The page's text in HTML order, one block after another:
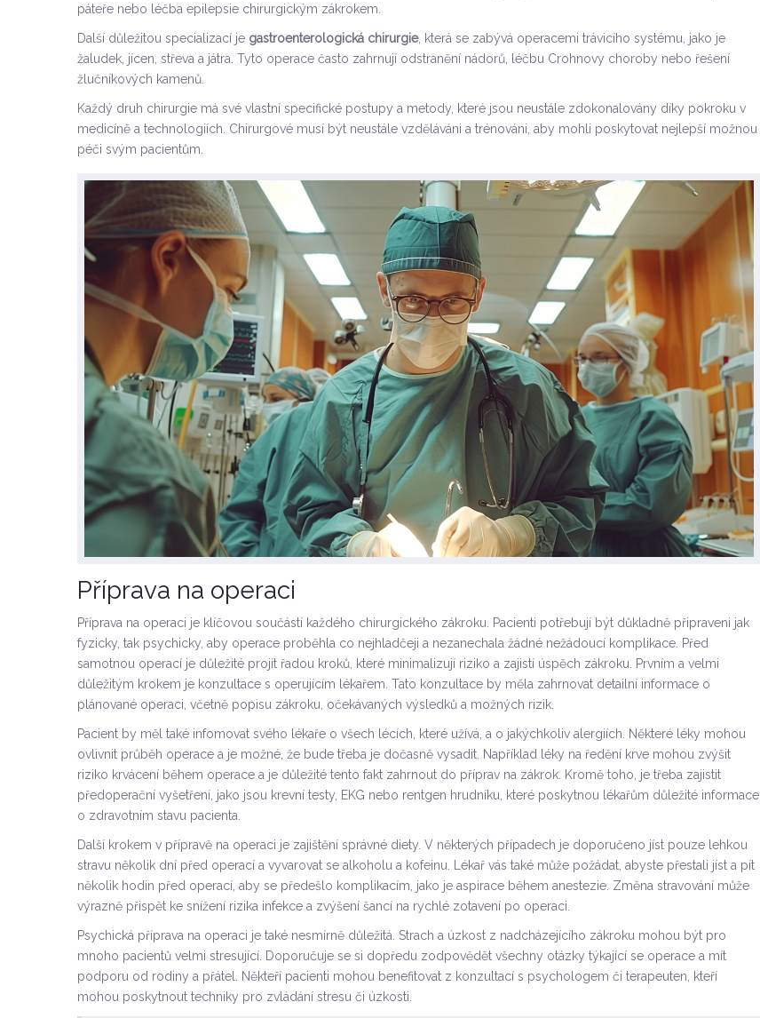
páteře nebo léčba epilepsie chirurgickým zákrokem.
Další důležitou specializací je gastroenterologická chirurgie, která se zabývá operacemi trávicího systému, jako je
žaludek, jícen, střeva a játra. Tyto operace často zahrnují odstranění nádorů, léčbu Crohnovy choroby nebo řešení
žlučníkových kamenů.
Každý druh chirurgie má své vlastní specifické postupy a metody, které jsou neustále zdokonalovány díky pokroku v
medicíně a technologiích. Chirurgové musí být neustále vzděláváni a trénováni, aby mohli poskytovat nejlepší možnou
péči svým pacientům.
Příprava na operaci
Příprava na operaci je klíčovou součástí každého chirurgického zákroku. Pacienti potřebují být důkladně připraveni jak
fyzicky, tak psychicky, aby operace proběhla co nejhladčeji a nezanechala žádné nežádoucí komplikace. Před
samotnou operací je důležité projít řadou kroků, které minimalizují riziko a zajistí úspěch zákroku. Prvním a velmi
důležitým krokem je konzultace s operujícím lékařem. Tato konzultace by měla zahrnovat detailní informace o
plánované operaci, včetně popisu zákroku, očekávaných výsledků a možných rizik.
Pacient by měl také infomovat svého lékaře o všech lécích, které užívá, a o jakýchkoliv alergiích. Některé léky mohou
ovlivnit průběh operace a je možné, že bude třeba je dočasně vysadit. Například léky na ředění krve mohou zvýšit
riziko krvácení během operace a je důležité tento fakt zahrnout do příprav na zákrok. Kromě toho, je třeba zajistit
předoperační vyšetření, jako jsou krevní testy, EKG nebo rentgen hrudníku, které poskytnou lékařům důležité informace
o zdravotním stavu pacienta.
Další krokem v přípravě na operaci je zajištění správné diety. V některých případech je doporučeno jíst pouze lehkou
stravu několik dní před operací a vyvarovat se alkoholu a kofeinu. Lékař vás také může požádat, abyste přestali jíst a pít
několik hodin před operací, aby se předešlo komplikacím, jako je aspirace během anestezie. Změna stravování může
výrazně přispět ke snížení rizika infekce a zvýšení šancí na rychlé zotavení po operaci.
Psychická příprava na operaci je také nesmírně důležitá. Strach a úzkost z nadcházejícího zákroku mohou být pro
mnoho pacientů velmi stresující. Doporučuje se si dopředu zodpovědět všechny otázky týkající se operace a mít
podporu od rodiny a přátel. Někteří pacienti mohou benefitovat z konzultací s psychologem či terapeuten, kteří
mohou poskytnout techniky pro zvládání stresu či úzkosti.